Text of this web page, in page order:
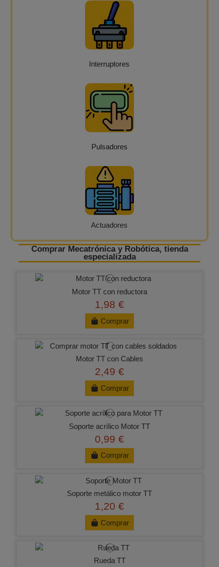
Interruptores
Pulsadores
Actuadores
Comprar Mecatrónica y Robótica, tienda
especializada
Motor TT con reductora
1,98 €
Comprar
Motor TT con Cables
2,49 €
Comprar
Soporte acrílico Motor TT
0,99 €
Comprar
Soporte metálico motor TT
1,20 €
Comprar
Rueda TT